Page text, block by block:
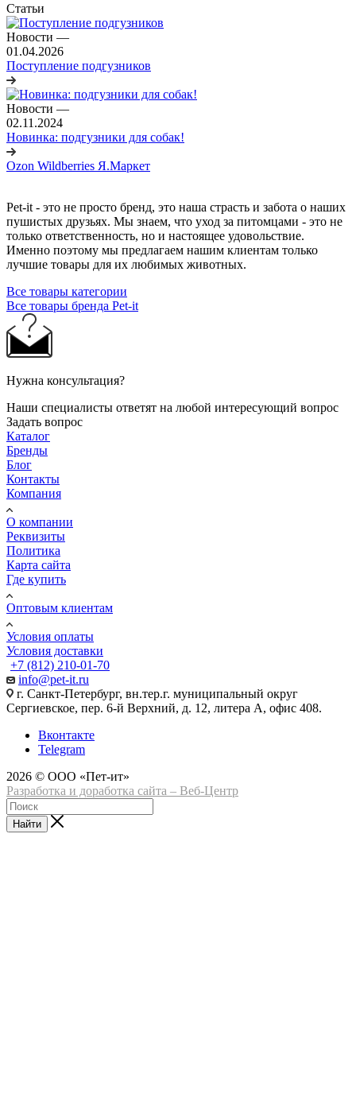
Статьи
Новости —
01.04.2026
Поступление подгузников
Новости —
02.11.2024
Новинка: подгузники для собак!
Ozon Wildberries Я.Маркет
Pet-it - это не просто бренд, это наша страсть и забота о наших
пушистых друзьях. Мы знаем, что уход за питомцами - это не
только ответственность, но и настоящее удовольствие.
Именно поэтому мы предлагаем нашим клиентам только
лучшие товары для их любимых животных.
Все товары категории
Все товары бренда Pet-it
Нужна консультация?
Наши специалисты ответят на любой интересующий вопрос
Задать вопрос
Каталог
Бренды
Блог
Контакты
Компания
О компании
Реквизиты
Политика
Карта сайта
Где купить
Оптовым клиентам
Условия оплаты
Условия доставки
+7 (812) 210-01-70
info@pet-it.ru
г. Санкт-Петербург, вн.тер.г. муниципальный округ
Сергиевское, пер. 6-й Верхний, д. 12, литера А, офис 408.
Вконтакте
Telegram
2026 © ООО «Пет-ит»
Разработка и доработка сайта – Веб-Центр
Найти